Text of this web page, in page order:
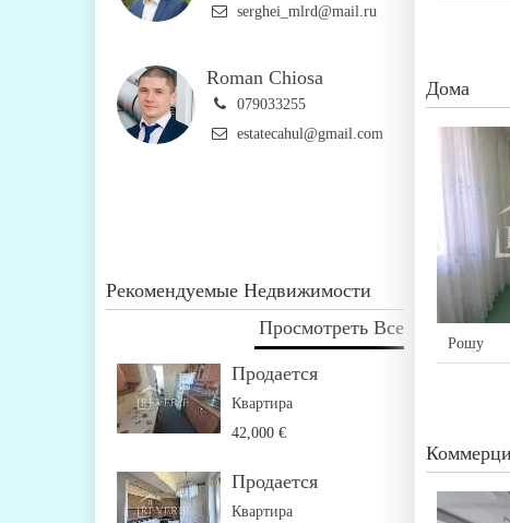
serghei_mlrd@mail.ru
Roman Chiosa
079033255
estatecahul@gmail.com
Рекомендуемые Недвижимости
Просмотреть Все
Продается
Квартира
42,000 €
Продается
Квартира
Дома
Рошу